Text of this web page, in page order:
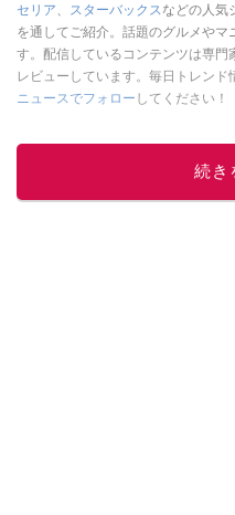
セリア、 スターバックスなどの人気
を通してご紹介。話題のグルメや
す。配信しているコンテンツは専
レビューしています。毎日トレン
ニュースでフォロー してください！
続き